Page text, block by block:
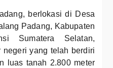
berlokasi di Desa
Padang, Kabupaten
Sumatera Selatan,
negeri yang telah berdiri
luas tanah 2.800 meter